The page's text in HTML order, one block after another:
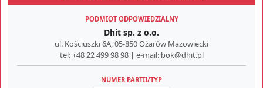
PODMIOT ODPOWIEDZIALNY
Dhit sp. z o.o.
ul. Kościuszki 6A, 05-850 Ożarów Mazowiecki
tel: +48 22 499 98 98 | e-mail: bok@dhit.pl
NUMER PARTII/TYP